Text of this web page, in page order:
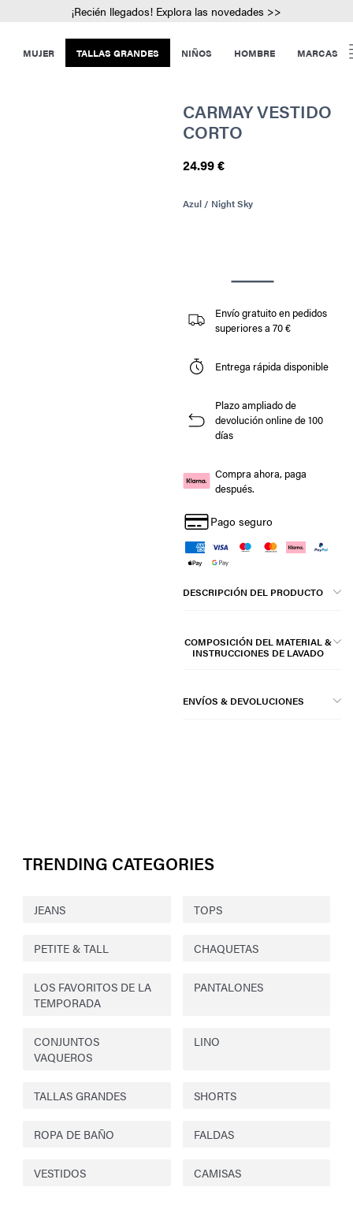
¡Recién llegados! Explora las novedades >>
MUJER TALLAS GRANDES NIÑOS HOMBRE MARCAS
CARMAY VESTIDO
CORTO
24.99 €
Azul / Night Sky
Envío gratuito en pedidos
superiores a 70 €
Entrega rápida disponible
Plazo ampliado de
devolución online de 100
días
Compra ahora, paga
después.
Pago seguro
DESCRIPCIÓN DEL PRODUCTO
COMPOSICIÓN DEL MATERIAL &
INSTRUCCIONES DE LAVADO
ENVÍOS & DEVOLUCIONES
TRENDING CATEGORIES
JEANS TOPS
PETITE & TALL CHAQUETAS
LOS FAVORITOS DE LA
TEMPORADA
PANTALONES
CONJUNTOS
VAQUEROS
LINO
TALLAS GRANDES SHORTS
ROPA DE BAÑO FALDAS
VESTIDOS CAMISAS